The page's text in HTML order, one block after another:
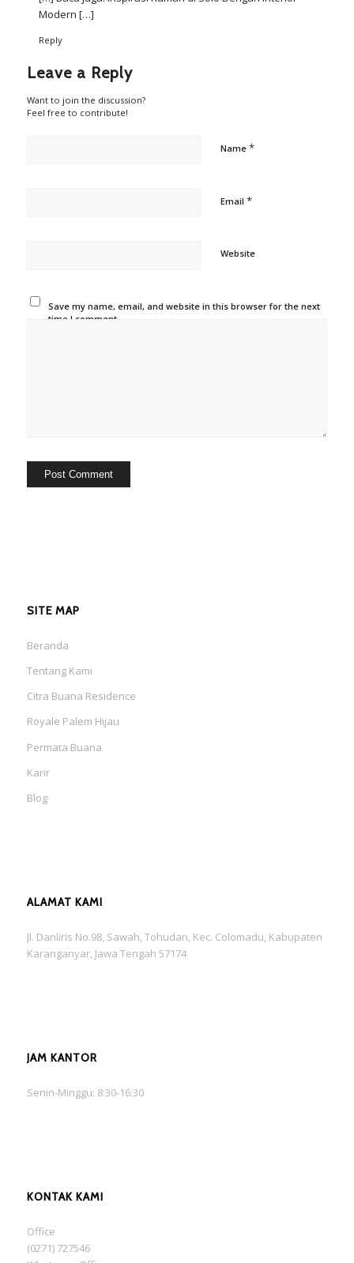
Modern […]
Reply
Leave a Reply
Want to join the discussion?
Feel free to contribute!
Name *
Email *
Website
Save my name, email, and website in this browser for the next
time I comment.
SITE MAP
Beranda
Tentang Kami
Citra Buana Residence
Royale Palem Hijau
Permata Buana
Karir
Blog
ALAMAT KAMI
Jl. Danliris No.98, Sawah, Tohudan, Kec. Colomadu, Kabupaten
Karanganyar, Jawa Tengah 57174
JAM KANTOR
Senin-Minggu: 8:30-16:30
KONTAK KAMI
Office
(0271) 727546